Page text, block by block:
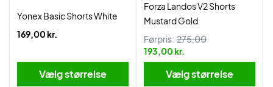
Yonex Basic Shorts White
169,00 kr.
Vælg størrelse
Forza Landos V2 Shorts
Mustard Gold
Førpris: 275,00
193,00 kr.
Vælg størrelse